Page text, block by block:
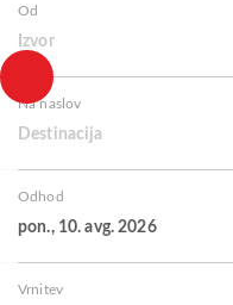
Od
Izvor
Na naslov
Destinacija
Odhod
pon., 10. avg. 2026
Vrnitev